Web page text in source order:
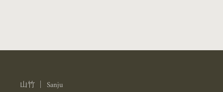
山竹 ｜ Sanju